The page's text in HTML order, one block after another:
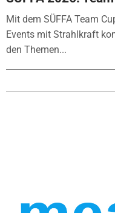
Mit dem SÜFFA Team
Events mit Strahlkraft
den Themen...